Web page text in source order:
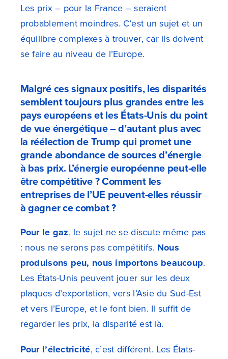
Les prix – pour la France – seraient
probablement moindres. C’est un sujet et un
équilibre complexes à trouver, car ils doivent
se faire au niveau de l’Europe.
Malgré ces signaux positifs, les disparités
semblent toujours plus grandes entre les
pays européens et les États-Unis du point
de vue énergétique – d’autant plus avec
la réélection de Trump qui promet une
grande abondance de sources d’énergie
à bas prix. L’énergie européenne peut-elle
être compétitive ? Comment les
entreprises de l’UE peuvent-elles réussir
à gagner ce combat ?
Pour le gaz, le sujet ne se discute même pas
: nous ne serons pas compétitifs. Nous
produisons peu, nous importons beaucoup.
Les États-Unis peuvent jouer sur les deux
plaques d’exportation, vers l’Asie du Sud-Est
et vers l’Europe, et le font bien. Il suffit de
regarder les prix, la disparité est là.
Pour l’électricité, c’est différent. Les États-